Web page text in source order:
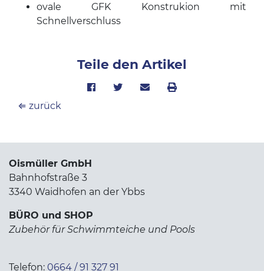
ovale GFK Konstrukion mit
Schnellverschluss
Teile den Artikel
⇐ zurück
Oismüller GmbH
Bahnhofstraße 3
3340 Waidhofen an der Ybbs
BÜRO und SHOP
Zubehör für Schwimmteiche und Pools
Telefon: 0664 / 91 327 91